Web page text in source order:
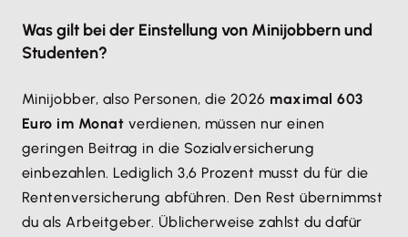
Was gilt bei der Einstellung von Minijobbern und
Studenten?
Minijobber, also Personen, die 2026 maximal 603
Euro im Monat verdienen, müssen nur einen
geringen Beitrag in die Sozialversicherung
einbezahlen. Lediglich 3,6 Prozent musst du für die
Rentenversicherung abführen. Den Rest übernimmst
du als Arbeitgeber. Üblicherweise zahlst du dafür